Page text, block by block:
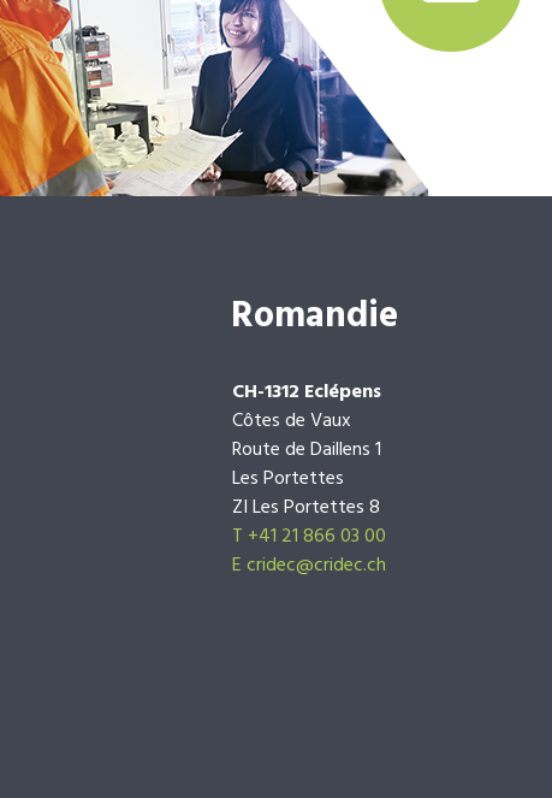
Romandie
CH-1312 Eclépens
Côtes de Vaux
Route de Daillens 1
Les Portettes
ZI Les Portettes 8
T +41 21 866 03 00
Ecridec@cridec.ch